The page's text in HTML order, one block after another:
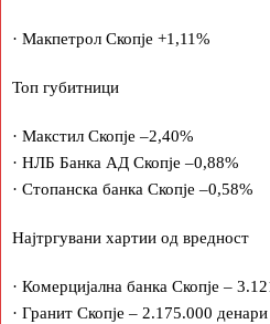
· Макпетрол Скопје +1,11%
Топ губитници
· Макстил Скопје –2,40%
· НЛБ Банка АД Скопје –0,88%
· Стопанска банка Скопје –0,58%
Најтргувани хартии од вредност
· Комерцијална банка Скопје –
· Гранит Скопје – 2.175.000 денари